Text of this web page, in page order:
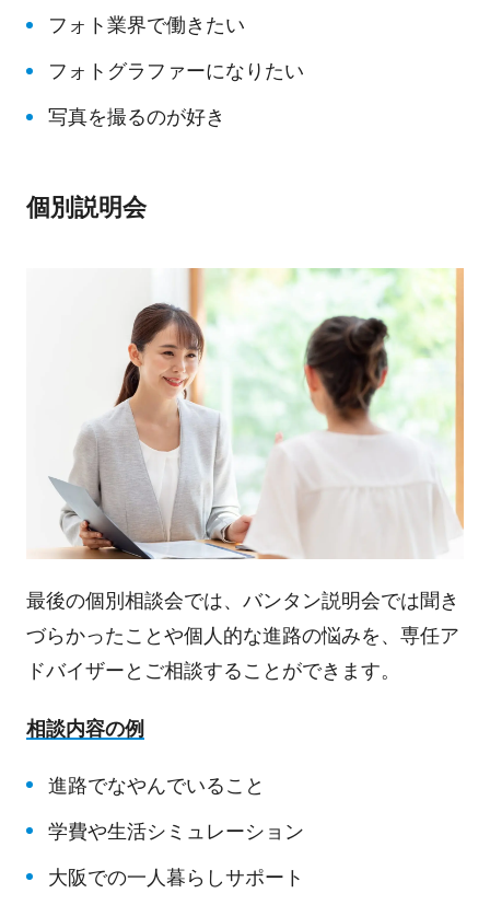
フォト業界で働きたい
フォトグラファーになりたい
写真を撮るのが好き
個別説明会
最後の個別相談会では、バンタン説明会では聞き
づらかったことや個人的な進路の悩みを、専任ア
ドバイザーとご相談することができます。
相談内容の例
進路でなやんでいること
学費や生活シミュレーション
大阪での一人暮らしサポート